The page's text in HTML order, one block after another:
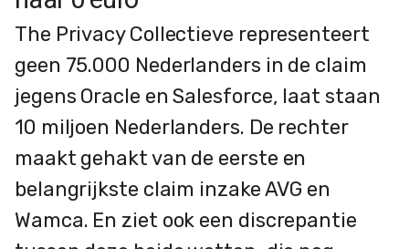
The Privacy Collectieve representeert
geen 75.000 Nederlanders in de claim
jegens Oracle en Salesforce, laat staan
10 miljoen Nederlanders. De rechter
maakt gehakt van de eerste en
belangrijkste claim inzake AVG en
Wamca. En ziet ook een discrepantie